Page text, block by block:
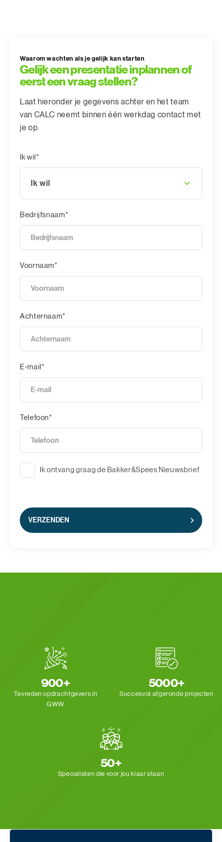
Waarom wachten als je gelijk kan starten
Gelijk een presentatie inplannen of
eerst een vraag stellen?
Laat hieronder je gegevens achter en het team
van CALC neemt binnen één werkdag contact met
je op.
Ik wil*
Ik wil
Bedrijfsnaam*
Voornaam*
Achternaam*
E-mail*
Telefoon*
Ik ontvang graag de Bakker&Spees Nieuwsbrief
VERZENDEN
900+
Tevreden opdrachtgevers in
GWW
5000+
Succesvol afgeronde projecten
50+
Specialisten die voor jou klaar staan